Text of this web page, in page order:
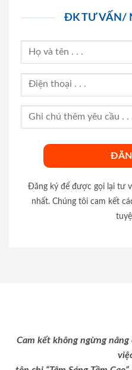
ĐK TƯ VẤN/
Đăng ký để được gọi lại tư
nhất. Chúng tôi cam kết
Cam kết không ngừng